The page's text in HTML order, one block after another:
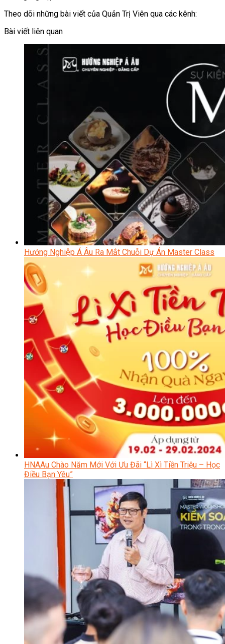
Theo dõi những bài viết của Quản Trị Viên qua các kênh:
Bài viết liên quan
Hướng Nghiệp Á Âu Ra Mắt Chuỗi Dự Án Master Class
HNAAu Chào Năm Mới Với Ưu Đãi “Lì Xì Tiền Triệu – Học
Điều Bạn Yêu”